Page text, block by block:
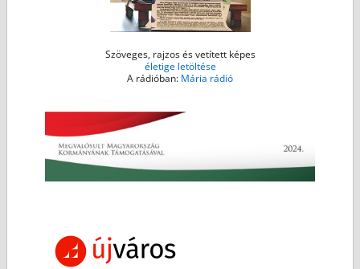
Szöveges, rajzos és vetített képes
életige letöltése
A rádióban: Mária rádió